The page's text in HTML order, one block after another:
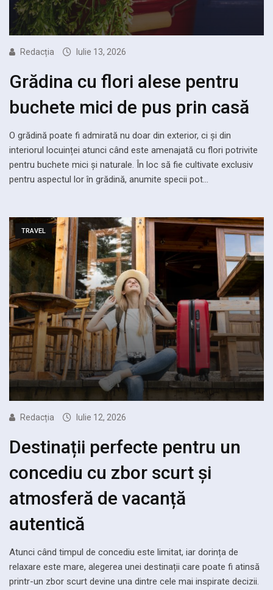
Redacția Iulie 13, 2026
Grădina cu flori alese pentru
buchete mici de pus prin casă
O grădină poate fi admirată nu doar din exterior, ci și din
interiorul locuinței atunci când este amenajată cu flori potrivite
pentru buchete mici și naturale. În loc să fie cultivate exclusiv
pentru aspectul lor în grădină, anumite specii pot…
TRAVEL
Redacția Iulie 12, 2026
Destinații perfecte pentru un
concediu cu zbor scurt și
atmosferă de vacanță
autentică
Atunci când timpul de concediu este limitat, iar dorința de
relaxare este mare, alegerea unei destinații care poate fi atinsă
printr-un zbor scurt devine una dintre cele mai inspirate decizii.